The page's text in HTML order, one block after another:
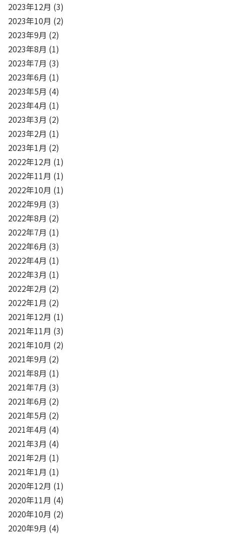
2023年12月 (3)
2023年10月 (2)
2023年9月 (2)
2023年8月 (1)
2023年7月 (3)
2023年6月 (1)
2023年5月 (4)
2023年4月 (1)
2023年3月 (2)
2023年2月 (1)
2023年1月 (2)
2022年12月 (1)
2022年11月 (1)
2022年10月 (1)
2022年9月 (3)
2022年8月 (2)
2022年7月 (1)
2022年6月 (3)
2022年4月 (1)
2022年3月 (1)
2022年2月 (2)
2022年1月 (2)
2021年12月 (1)
2021年11月 (3)
2021年10月 (2)
2021年9月 (2)
2021年8月 (1)
2021年7月 (3)
2021年6月 (2)
2021年5月 (2)
2021年4月 (4)
2021年3月 (4)
2021年2月 (1)
2021年1月 (1)
2020年12月 (1)
2020年11月 (4)
2020年10月 (2)
2020年9月 (4)